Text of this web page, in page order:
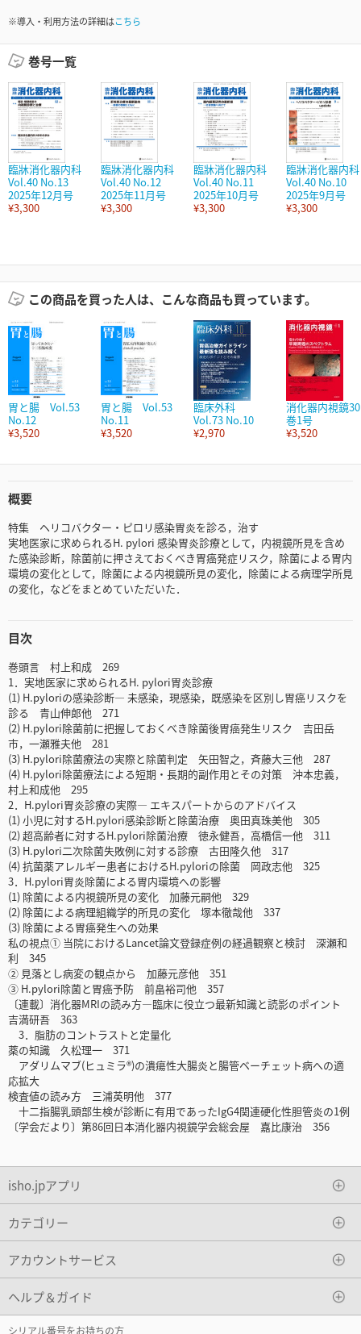
※導入・利用方法の詳細はこちら
巻号一覧
臨牀消化器内科
Vol.40 No.13
2025年12月号
¥3,300
臨牀消化器内科
Vol.40 No.12
2025年11月号
¥3,300
臨牀消化器内科
Vol.40 No.11
2025年10月号
¥3,300
臨牀消化器内科
Vol.40 No.10
2025年9月号
¥3,300
この商品を買った人は、こんな商品も買っています。
胃と腸 Vol.53
No.12
¥3,520
胃と腸 Vol.53
No.11
¥3,520
臨床外科
Vol.73 No.10
¥2,970
消化器内視鏡30
巻1号
¥3,520
概要
特集 ヘリコバクター・ピロリ感染胃炎を診る，治す
実地医家に求められるH. pylori 感染胃炎診療として，内視鏡所見を含め
た感染診断，除菌前に押さえておくべき胃癌発症リスク，除菌による胃内
環境の変化として，除菌による内視鏡所見の変化，除菌による病理学所見
の変化，などをまとめていただいた．
目次
巻頭言 村上和成 269
1．実地医家に求められるH. pylori胃炎診療
(1) H.pyloriの感染診断― 未感染，現感染，既感染を区別し胃癌リスクを
診る 青山伸郎他 271
(2) H.pylori除菌前に把握しておくべき除菌後胃癌発生リスク 吉田岳
市，一瀬雅夫他 281
(3) H.pylori除菌療法の実際と除菌判定 矢田智之，斉藤大三他 287
(4) H.pylori除菌療法による短期・長期的副作用とその対策 沖本忠義，
村上和成他 295
2．H.pylori胃炎診療の実際― エキスパートからのアドバイス
(1) 小児に対するH.pylori感染診断と除菌治療 奥田真珠美他 305
(2) 超高齢者に対するH.pylori除菌治療 徳永健吾，高橋信一他 311
(3) H.pylori二次除菌失敗例に対する診療 古田隆久他 317
(4) 抗菌薬アレルギー患者におけるH.pyloriの除菌 岡政志他 325
3．H.pylori胃炎除菌による胃内環境への影響
(1) 除菌による内視鏡所見の変化 加藤元嗣他 329
(2) 除菌による病理組織学的所見の変化 塚本徹哉他 337
(3) 除菌による胃癌発生への効果
私の視点① 当院におけるLancet論文登録症例の経過観察と検討 深瀬和
利 345
② 見落とし病変の観点から 加藤元彦他 351
③ H.pylori除菌と胃癌予防 前畠裕司他 357
〔連載〕消化器MRIの読み方―臨床に役立つ最新知識と読影のポイント
吉満研吾 363
3．脂肪のコントラストと定量化
薬の知識 久松理一 371
アダリムマブ(ヒュミラ®)の潰瘍性大腸炎と腸管ベーチェット病への適
応拡大
検査値の読み方 三浦英明他 377
十二指腸乳頭部生検が診断に有用であったIgG4関連硬化性胆管炎の1例
〔学会だより〕第86回日本消化器内視鏡学会総会屋 嘉比康治 356
isho.jpアプリ
カテゴリー
アカウントサービス
ヘルプ＆ガイド
シリアル番号をお持ちの方